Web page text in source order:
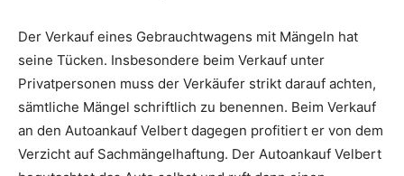
Der Verkauf eines Gebrauchtwagens mit Mängeln hat
seine Tücken. Insbesondere beim Verkauf unter
Privatpersonen muss der Verkäufer strikt darauf achten,
sämtliche Mängel schriftlich zu benennen. Beim Verkauf
an den Autoankauf Velbert dagegen profitiert er von dem
Verzicht auf Sachmängelhaftung. Der Autoankauf Velbert